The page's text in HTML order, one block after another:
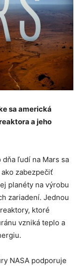
sa americká
a jeho
ľudí na Mars sa
zabezpečiť
planéty na výrobu
zariadení. Jednou
ktoré
vzniká teplo a
NASA podporuje